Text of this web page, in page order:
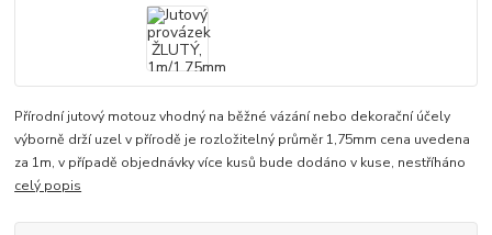
Přírodní jutový motouz vhodný na běžné vázání nebo dekorační účely
výborně drží uzel v přírodě je rozložitelný průměr 1,75mm cena uvedena
za 1m, v případě objednávky více kusů bude dodáno v kuse, nestříháno
celý popis